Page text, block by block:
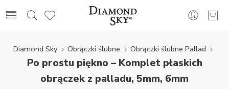
Diamond Sky Obrączki ślubne Obrączki ślubne Pallad
Po prostu piękno – Komplet płaskich
obrączek z palladu, 5mm, 6mm